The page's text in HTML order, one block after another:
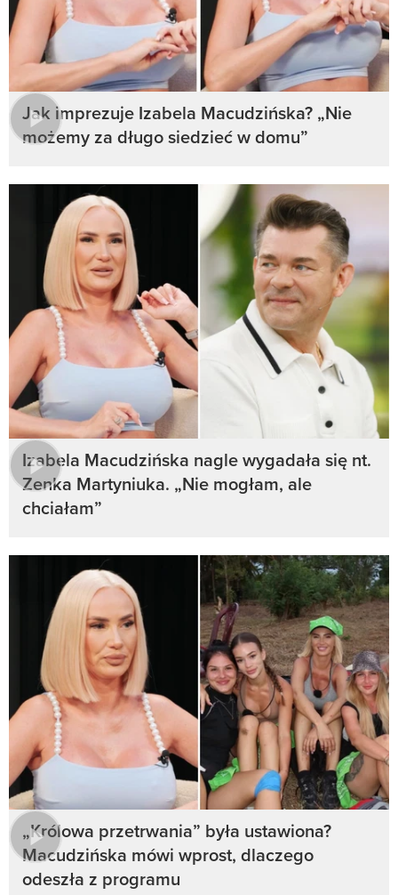
Jak imprezuje Izabela Macudzińska? „Nie
możemy za długo siedzieć w domu”
Izabela Macudzińska nagle wygadała się nt.
Zenka Martyniuka. „Nie mogłam, ale
chciałam”
„Królowa przetrwania” była ustawiona?
Macudzińska mówi wprost, dlaczego
odeszła z programu